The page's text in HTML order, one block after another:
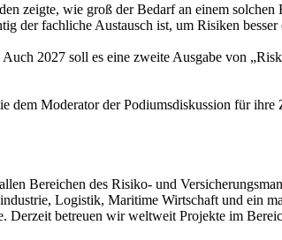
zeigte, wie groß der Bedarf an einem
der fachliche Austausch ist, um Risiken
2027 soll es eine zweite Ausgabe von
dem Moderator der Podiumsdiskussion für
Bereichen des Risiko- und
Logistik, Maritime Wirtschaft und ein
Derzeit betreuen wir weltweit Projekte im